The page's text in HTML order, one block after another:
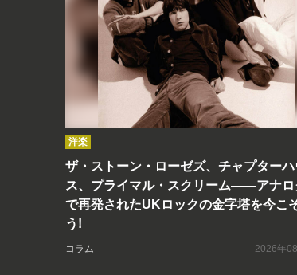
洋楽
ザ・ストーン・ローゼズ、チャプターハ
ス、プライマル・スクリーム――アナロ
で再発されたUKロックの金字塔を今こ
う!
コラム 2026年